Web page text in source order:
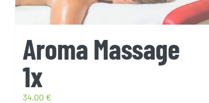
Aroma Massage
1x
34,00 €